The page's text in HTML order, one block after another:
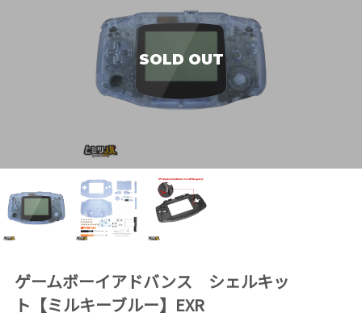
SOLD OUT
ゲームボーイアドバンス シェルキッ
ト【ミルキーブルー】EXR